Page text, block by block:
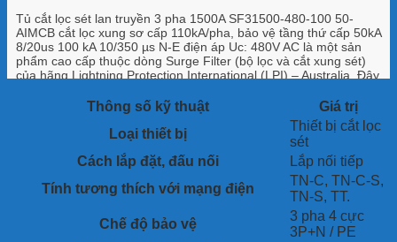
Tủ cắt lọc sét lan truyền 3 pha 1500A SF31500-480-100 50-
AIMCB cắt lọc xung sơ cấp 110kA/pha, bảo vệ tầng thứ cấp 50kA
8/20us 100 kA 10/350 µs N-E điện áp Uc: 480V AC là một sản
phẩm cao cấp thuộc dòng Surge Filter (bộ lọc và cắt xung sét)
của hãng Lightning Protection International (LPI) – Australia. Đây
được thiết kế chuyên biệt để bảo vệ các thiết bị điện nhạy cảm
khỏi xung sét lan truyền, quá điện áp, nhiễu cao tần và các xung
đột biến từ đường nguồn điện.
Thông số kỹ thuật
Giá trị
Loại thiết bị
Thiết bị cắt lọc
sét
Cách lắp đặt, đấu nối
Lắp nối tiếp
Tính tương thích với mạng điện
TN-C, TN-C-S,
TN-S, TT.
Chế độ bảo vệ
3 pha 4 cực
3P+N / PE